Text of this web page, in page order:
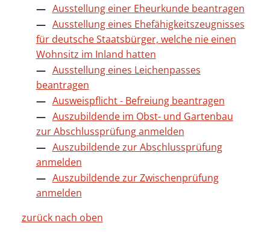
Ausstellung einer Eheurkunde beantragen
Ausstellung eines Ehefähigkeitszeugnisses
für deutsche Staatsbürger, welche nie einen
Wohnsitz im Inland hatten
Ausstellung eines Leichenpasses
beantragen
Ausweispflicht - Befreiung beantragen
Auszubildende im Obst- und Gartenbau
zur Abschlussprüfung anmelden
Auszubildende zur Abschlussprüfung
anmelden
Auszubildende zur Zwischenprüfung
anmelden
zurück nach oben